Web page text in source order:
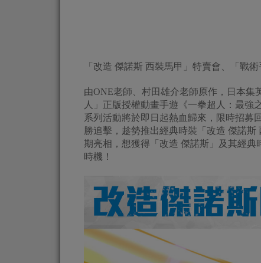
「改造 傑諾斯 西裝馬甲」特賣會、「戰
由ONE老師、村田雄介老師原作，日本集
人」正版授權動畫手遊《一拳超人：最強
系列活動將於即日起熱血歸來，限時招募
勝追擊，趁勢推出經典時裝「改造 傑諾
期亮相，想獲得「改造 傑諾斯」及其經
時機！